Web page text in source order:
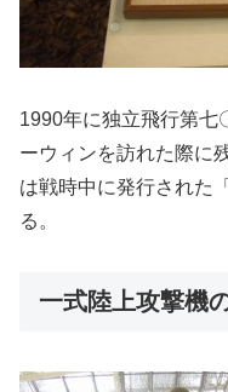
1990年に独立飛行第七
ーウィンを訪れた際に
は戦時中に発行された
る。
一式陸上攻撃機